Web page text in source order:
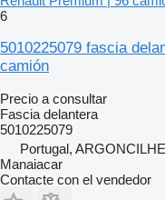
6
5010225079 fascia
camión
Precio a consultar
Fascia delantera
5010225079
Portugal, ARGONCILHE
Manaiacar
Contacte con el vendedor